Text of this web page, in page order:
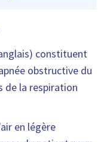
constituent
obstructive du
de la respiration
en légère